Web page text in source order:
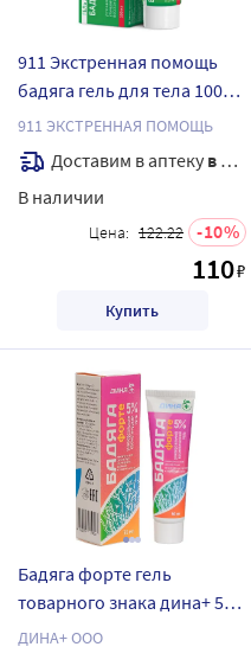
911 Экстренная помощь
бадяга гель для тела 100
мл
911 ЭКСТРЕННАЯ ПОМОЩЬ
Доставим в аптеку в течение 7 дней
В наличии
Цена: 122.22 10
110₽
Купить
Бадяга форте гель
товарного знака дина+ 50
мл
ДИНА+ ООО